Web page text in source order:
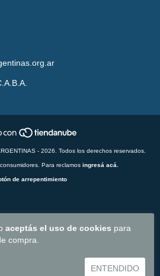
aceptás el uso de cookies para
compra.
ENTENDIDO
- 2026. Todos los derechos reservados.
Para reclamos ingresá acá.
de arrepentimiento